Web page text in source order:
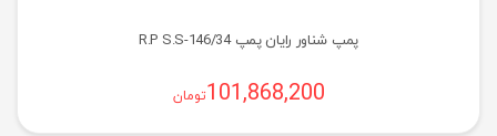
پمپ شناور رایان پمپ R.P S.S-146/34
101,868,200تومان